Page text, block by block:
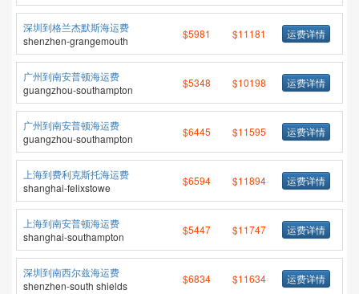
深圳到格兰杰默斯海运费
shenzhen-grangemouth
$5981 $11181 运费详情
广州到南安普顿海运费
guangzhou-southampton
$5348 $10198 运费详情
广州到南安普顿海运费
guangzhou-southampton
$6445 $11595 运费详情
上海到费利克斯托海运费
shanghai-felixstowe
$6594 $11894 运费详情
上海到南安普顿海运费
shanghai-southampton
$5447 $11747 运费详情
深圳到南西尔兹海运费
shenzhen-south shields
$6834 $11634 运费详情